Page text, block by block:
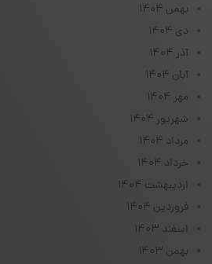
بهمن ۱۴۰۴
دی ۱۴۰۴
آذر ۱۴۰۴
آبان ۱۴۰۴
مهر ۱۴۰۴
شهریور ۱۴۰۴
مرداد ۱۴۰۴
خرداد ۱۴۰۴
اردیبهشت ۱۴۰۴
فروردین ۱۴۰۴
اسفند ۱۴۰۳
بهمن ۱۴۰۳